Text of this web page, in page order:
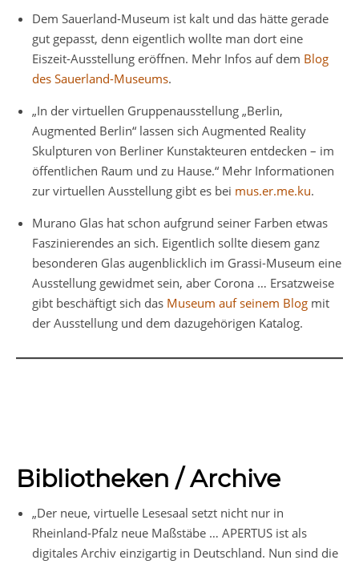
Dem Sauerland-Museum ist kalt und das hätte gerade
gut gepasst, denn eigentlich wollte man dort eine
Eiszeit-Ausstellung eröffnen. Mehr Infos auf dem Blog
des Sauerland-Museums.
„In der virtuellen Gruppenausstellung „Berlin,
Augmented Berlin“ lassen sich Augmented Reality
Skulpturen von Berliner Kunstakteuren entdecken – im
öffentlichen Raum und zu Hause.“ Mehr Informationen
zur virtuellen Ausstellung gibt es bei mus.er.me.ku.
Murano Glas hat schon aufgrund seiner Farben etwas
Faszinierendes an sich. Eigentlich sollte diesem ganz
besonderen Glas augenblicklich im Grassi-Museum eine
Ausstellung gewidmet sein, aber Corona … Ersatzweise
gibt beschäftigt sich das Museum auf seinem Blog mit
der Ausstellung und dem dazugehörigen Katalog.
Bibliotheken / Archive
„Der neue, virtuelle Lesesaal setzt nicht nur in
Rheinland-Pfalz neue Maßstäbe … APERTUS ist als
digitales Archiv einzigartig in Deutschland. Nun sind die